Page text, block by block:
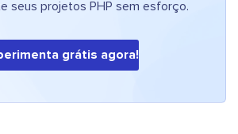
seus projetos PHP sem esforço.
grátis agora!